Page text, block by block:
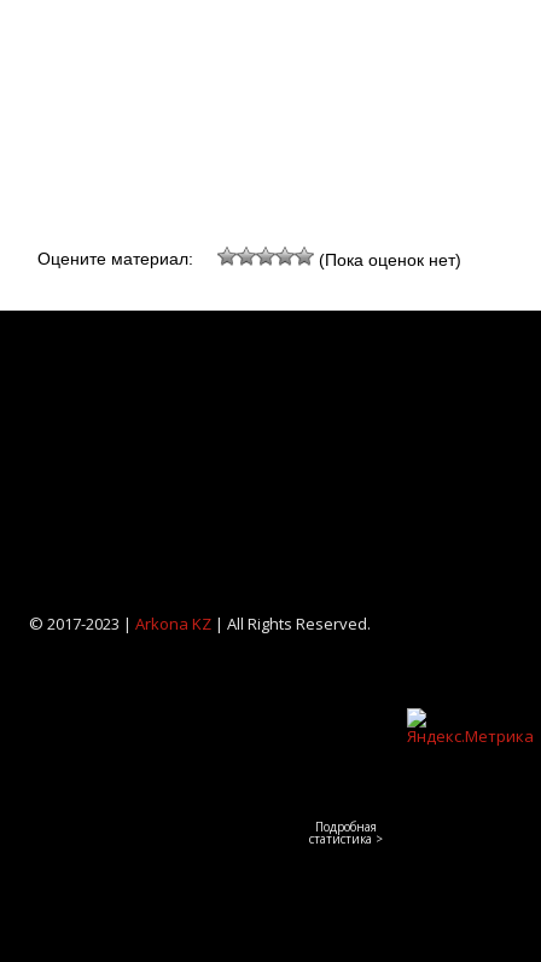
Оцените материал: (Пока оценок нет)
© 2017-2023 | Arkona KZ| All Rights Reserved.
Подробная
статистика >